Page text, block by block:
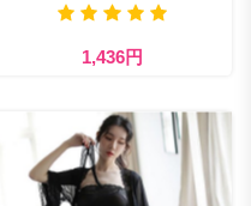
1,436円